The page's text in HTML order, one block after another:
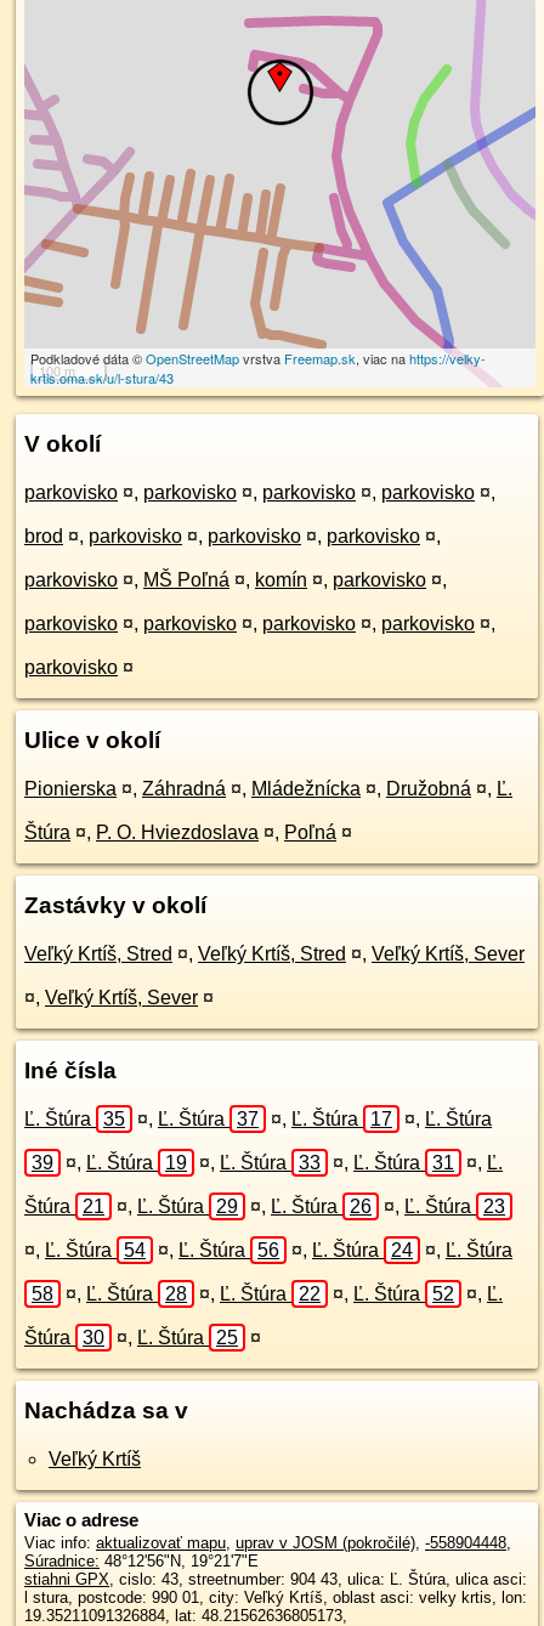
100 m
Podkladové dáta ©OpenStreetMapvrstva Freemap.sk, viac nahttps://velky-
krtis.oma.sk/u/l-stura/43
V okolí
parkovisko ¤, parkovisko ¤, parkovisko ¤, parkovisko ¤,
brod ¤, parkovisko ¤, parkovisko ¤, parkovisko ¤,
parkovisko ¤, MŠ Poľná ¤, komín ¤, parkovisko ¤,
parkovisko ¤, parkovisko ¤, parkovisko ¤, parkovisko ¤,
parkovisko ¤
Ulice v okolí
Pionierska ¤, Záhradná ¤, Mládežnícka ¤, Družobná ¤, Ľ.
Štúra ¤, P. O. Hviezdoslava ¤, Poľná ¤
Zastávky v okolí
Veľký Krtíš, Stred ¤, Veľký Krtíš, Stred ¤, Veľký Krtíš, Sever
¤, Veľký Krtíš, Sever ¤
Iné čísla
Ľ. Štúra 35 ¤, Ľ. Štúra 37 ¤, Ľ. Štúra 17 ¤, Ľ. Štúra
39 ¤, Ľ. Štúra 19 ¤, Ľ. Štúra 33 ¤, Ľ. Štúra 31 ¤, Ľ.
Štúra 21 ¤, Ľ. Štúra 29 ¤, Ľ. Štúra 26 ¤, Ľ. Štúra 23
¤, Ľ. Štúra 54 ¤, Ľ. Štúra 56 ¤, Ľ. Štúra 24 ¤, Ľ. Štúra
58 ¤, Ľ. Štúra 28 ¤, Ľ. Štúra 22 ¤, Ľ. Štúra 52 ¤, Ľ.
Štúra 30 ¤, Ľ. Štúra 25 ¤
Nachádza sa v
Veľký Krtíš
Viac o adrese
Viac info: aktualizovať mapu, uprav v JOSM (pokročilé), -558904448,
Súradnice: 48°12'56"N, 19°21'7"E
stiahni GPX, cislo: 43, streetnumber: 904 43, ulica: Ľ. Štúra, ulica asci:
l stura, postcode: 990 01, city: Veľký Krtíš, oblast asci: velky krtis, lon:
19.35211091326884, lat: 48.21562636805173,